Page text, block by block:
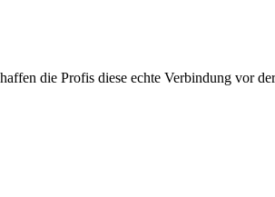
die Profis diese echte Verbindung vor